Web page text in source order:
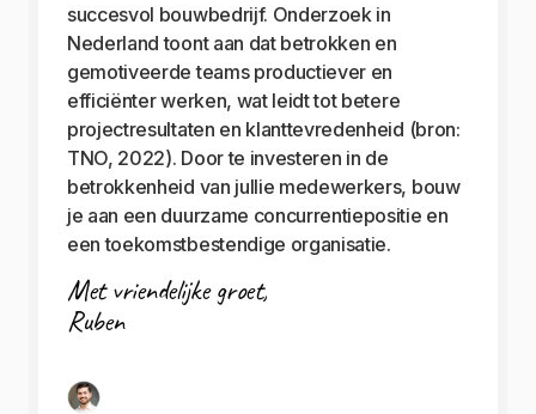
succesvol bouwbedrijf. Onderzoek in
Nederland toont aan dat betrokken en
gemotiveerde teams productiever en
efficiënter werken, wat leidt tot betere
projectresultaten en klanttevredenheid (bron:
TNO, 2022). Door te investeren in de
betrokkenheid van jullie medewerkers, bouw
je aan een duurzame concurrentiepositie en
een toekomstbestendige organisatie.
Met vriendelijke groet,
Ruben